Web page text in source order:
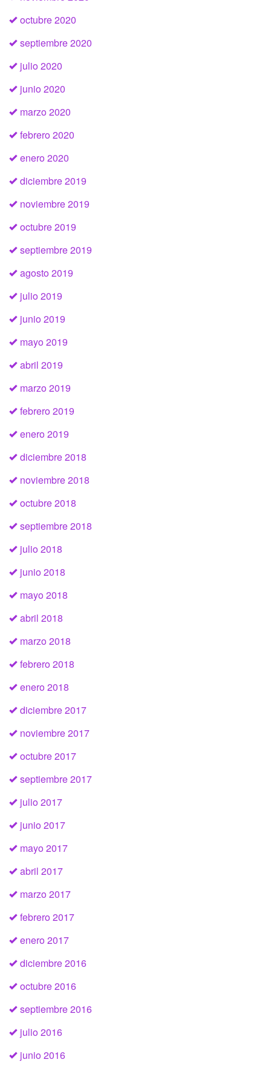
octubre 2020
septiembre 2020
julio 2020
junio 2020
marzo 2020
febrero 2020
enero 2020
diciembre 2019
noviembre 2019
octubre 2019
septiembre 2019
agosto 2019
julio 2019
junio 2019
mayo 2019
abril 2019
marzo 2019
febrero 2019
enero 2019
diciembre 2018
noviembre 2018
octubre 2018
septiembre 2018
julio 2018
junio 2018
mayo 2018
abril 2018
marzo 2018
febrero 2018
enero 2018
diciembre 2017
noviembre 2017
octubre 2017
septiembre 2017
julio 2017
junio 2017
mayo 2017
abril 2017
marzo 2017
febrero 2017
enero 2017
diciembre 2016
octubre 2016
septiembre 2016
julio 2016
junio 2016